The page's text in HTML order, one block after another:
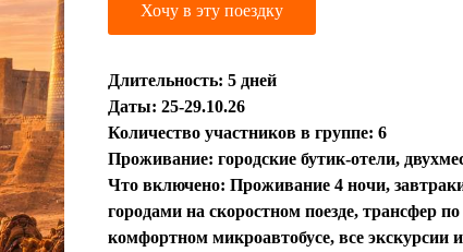
Хочу в эту поездку
Длительность: 5 дней
Даты: 25-29.10.26
Количество участников в группе: 6
Проживание: городские бутик-отели,
Что включено: Проживание 4 ночи,
городами на скоростном поезде, трансфер
комфортном микроавтобусе, все экскурсии